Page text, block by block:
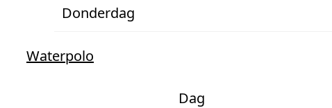
Donderdag
Waterpolo
Dag